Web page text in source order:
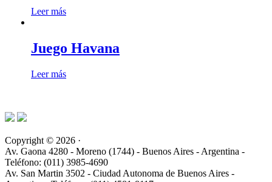
Leer más
Juego Havana
Leer más
Copyright © 2026 ·
Av. Gaona 4280 - Moreno (1744) - Buenos Aires - Argentina -
Teléfono: (011) 3985-4690
Av. San Martin 3502 - Ciudad Autonoma de Buenos Aires -